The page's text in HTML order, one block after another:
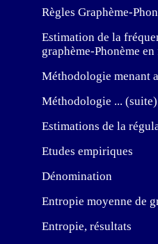
Règles Graphème-
Estimation de la
graphème-Phonème
Méthodologie menant
Méthodologie ... (suite)
Estimations de la
Etudes empiriques
Dénomination
Entropie moyenne de
Entropie, résultats